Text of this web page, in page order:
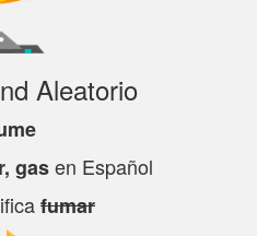
Aleatorio
gasen Español
fumar